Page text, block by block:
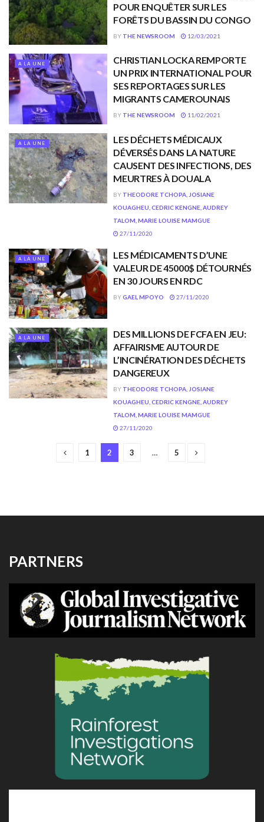
POUR ENQUÊTER SUR LES
FORÊTS DU BASSIN DU CONGO
BY THE NEWSROOM 12/03/2021
A LA UNE
CHRISTIAN LOCKA REMPORTE
UN PRIX INTERNATIONAL POUR
SES REPORTAGES SUR LES
MIGRANTS CAMEROUNAIS
BY THE NEWSROOM 11/02/2021
A LA UNE
LES DÉCHETS MÉDICAUX
DÉVERSÉS DANS LA NATURE
CAUSENT DES INFECTIONS, DES
MEURTRES À DOUALA
BY THEODORE TCHOPA, JOSIANE
KOUAGHEU, CEDRIC KENGNE, AUDREY
TALOM, MARIE LOUISE MAMGUE
27/11/2020
A LA UNE
LES MÉDICAMENTS D’UNE
VALEUR DE 45000$ DÉTOURNÉS
EN 30 JOURS EN RDC
BYGAEL MPOYO 27/11/2020
A LA UNE
DES MILLIONS DE FCFA EN JEU:
AFFAIRISME AUTOUR DE
L’INCINÉRATION DES DÉCHETS
DANGEREUX
BY THEODORE TCHOPA, JOSIANE
KOUAGHEU, CEDRIC KENGNE, AUDREY
TALOM, MARIE LOUISE MAMGUE
27/11/2020
1 2 3 … 5
PARTNERS